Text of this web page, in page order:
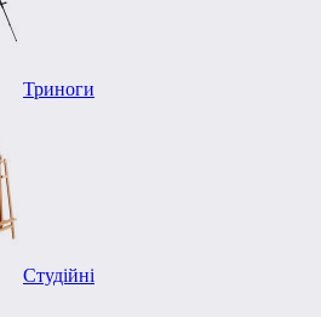
Триноги
Студійні